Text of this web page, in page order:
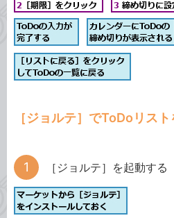
［ジョルテ］でToDoリス
［ジョルテ］を起動する